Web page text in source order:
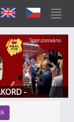
-
Další
Sponzorováno